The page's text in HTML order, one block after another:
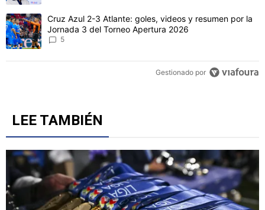
Un artículo de tendencia con el título "Cruz Azul 2-3 Atlante:
Cruz Azul 2-3 Atlante: goles, videos y resumen por la
Jornada 3 del Torneo Apertura 2026
5
Gestionado por
LEE TAMBIÉN